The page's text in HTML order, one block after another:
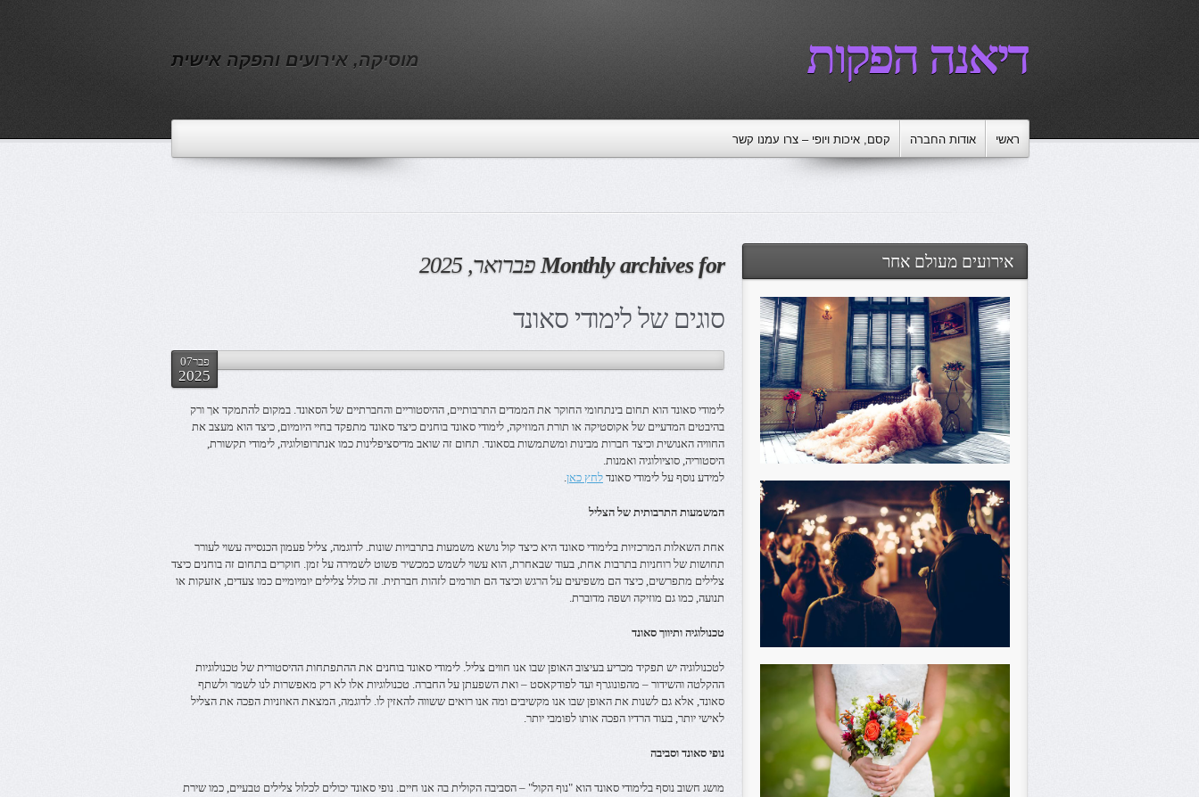
דיאנה הפקות מוסיקה, אירועים והפקה אישית
ראשי אודות החברה קסם, איכות ויופי – צרו עמנו קשר
Monthly archives for פברואר, 2025
סוגים של לימודי סאונד
פבר07
2025
לימודי סאונד הוא תחום בינתחומי החוקר את הממדים התרבותיים, ההיסטוריים והחברתיים של הסאונד. במקום להתמקד אך ורק
בהיבטים המדעיים של אקוסטיקה או תורת המוזיקה, לימודי סאונד בוחנים כיצד סאונד מתפקד בחיי היומיום, כיצד הוא מעצב את
החוויה האנושית וכיצד חברות מבינות ומשתמשות בסאונד. תחום זה שואב מדיסציפלינות כמו אנתרופולוגיה, לימודי תקשורת,
היסטוריה, סוציולוגיה ואמנות.
למידע נוסף על לימודי סאונד לחץ כאן.
המשמעות התרבותית של הצליל
אחת השאלות המרכזיות בלימודי סאונד היא כיצד קול נושא משמעות בתרבויות שונות. לדוגמה, צליל פעמון הכנסייה עשוי לעורר
תחושות של רוחניות בתרבות אחת, בעוד שבאחרת, הוא עשוי לשמש כמכשיר פשוט לשמירה על זמן. חוקרים בתחום זה בוחנים כיצד
צלילים מתפרשים, כיצד הם משפיעים על הרגש וכיצד הם תורמים לזהות חברתית. זה כולל צלילים יומיומיים כמו צעדים, אזעקות או
תנועה, כמו גם מוזיקה ושפה מדוברת.
טכנולוגיה ותיווך סאונד
לטכנולוגיה יש תפקיד מכריע בעיצוב האופן שבו אנו חווים צליל. לימודי סאונד בוחנים את ההתפתחות ההיסטורית של טכנולוגיות
ההקלטה והשידור – מהפונוגרף ועד לפודקאסט – ואת השפעתן על החברה. טכנולוגיות אלו לא רק מאפשרות לנו לשמר ולשתף
סאונד, אלא גם לשנות את האופן שבו אנו מקשיבים ומה אנו רואים ששווה להאזין לו. לדוגמה, המצאת האוזניות הפכה את הצליל
לאישי יותר, בעוד הרדיו הפכה אותו לפומבי יותר.
נופי סאונד וסביבה
מושג חשוב נוסף בלימודי סאונד הוא "נוף הקול" – הסביבה הקולית בה אנו חיים. נופי סאונד יכולים לכלול צלילים טבעיים, כמו שירת
אירועים מעולם אחר